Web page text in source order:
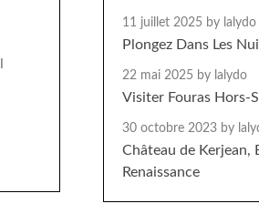
11 juillet 2025 by lalydo
Plongez Dans Les
22 mai 2025 by lalydo
Visiter Fouras Hors-
30 octobre 2023 by
Château de
Renaissance